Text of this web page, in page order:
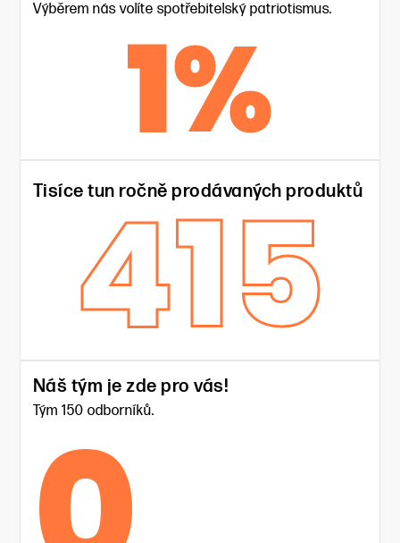
Výběrem nás volíte spotřebitelský patriotismus.
1%
415
Tisíce tun ročně prodávaných produktů
Náš tým je zde pro vás!
Tým 150 odborníků.